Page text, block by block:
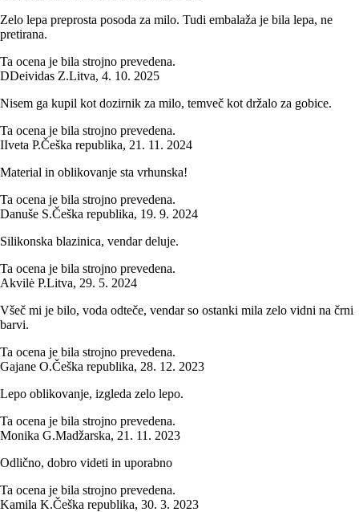
Zelo lepa preprosta posoda za milo. Tudi embalaža je bila lepa, ne
pretirana.
Ta ocena je bila strojno prevedena.
DDeividas Z.Litva, 4. 10. 2025
Nisem ga kupil kot dozirnik za milo, temveč kot držalo za gobice.
Ta ocena je bila strojno prevedena.
IIveta P.Češka republika, 21. 11. 2024
Material in oblikovanje sta vrhunska!
Ta ocena je bila strojno prevedena.
Danuše S.Češka republika, 19. 9. 2024
Silikonska blazinica, vendar deluje.
Ta ocena je bila strojno prevedena.
Akvilė P.Litva, 29. 5. 2024
Všeč mi je bilo, voda odteče, vendar so ostanki mila zelo vidni na črni
barvi.
Ta ocena je bila strojno prevedena.
Gajane O.Češka republika, 28. 12. 2023
Lepo oblikovanje, izgleda zelo lepo.
Ta ocena je bila strojno prevedena.
Monika G.Madžarska, 21. 11. 2023
Odlično, dobro videti in uporabno
Ta ocena je bila strojno prevedena.
Kamila K.Češka republika, 30. 3. 2023